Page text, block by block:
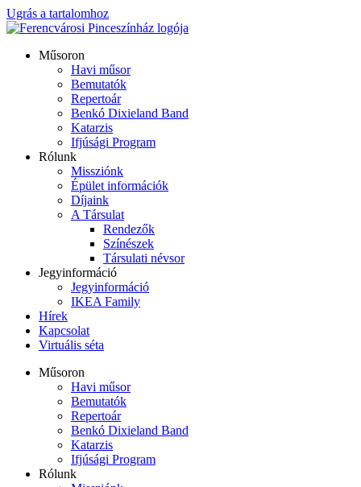
Ugrás a tartalomhoz
Műsoron
Havi műsor
Bemutatók
Repertoár
Benkó Dixieland Band
Katarzis
Ifjúsági Program
Rólunk
Missziónk
Épület információk
Díjaink
A Társulat
Rendezők
Színészek
Társulati névsor
Jegyinformáció
Jegyinformáció
IKEA Family
Hírek
Kapcsolat
Virtuális séta
Műsoron
Havi műsor
Bemutatók
Repertoár
Benkó Dixieland Band
Katarzis
Ifjúsági Program
Rólunk